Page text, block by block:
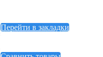
Перейти в закладки